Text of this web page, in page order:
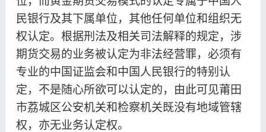
民银行及其下属单位，其他任何单位和组织无
权认定。根据刑法及相关司法解释的规定，涉
期货交易的业务被认定为非法经营罪，必须有
专业的中国证监会和中国人民银行的特别认
定，不是随心所欲可以认定的，由此可见莆田
市荔城区公安机关和检察机关既没有地域管辖
权，亦无业务认定权。